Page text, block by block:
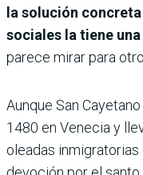
la solución
sociales la tiene
parece mirar para otro
Aunque San
1480 en Venecia y
oleadas